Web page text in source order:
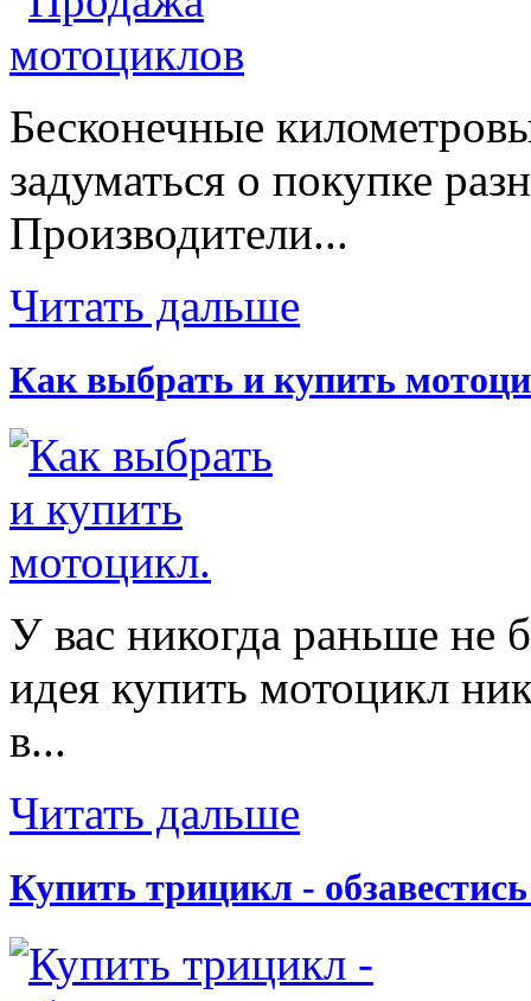
Бесконечные
задуматься о покупке
Производители...
Читать дальше
Как выбрать и купить
У вас никогда раньше не
идея купить мотоцикл
в...
Читать дальше
Купить трицикл -